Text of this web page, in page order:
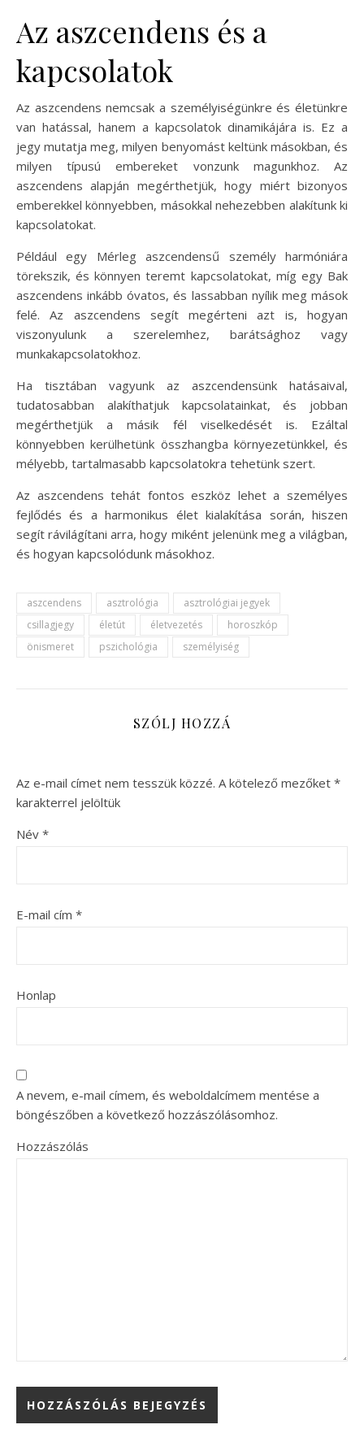
Az aszcendens és a
kapcsolatok
Az aszcendens nemcsak a személyiségünkre és életünkre
van hatással, hanem a kapcsolatok dinamikájára is. Ez a
jegy mutatja meg, milyen benyomást keltünk másokban, és
milyen típusú embereket vonzunk magunkhoz. Az
aszcendens alapján megérthetjük, hogy miért bizonyos
emberekkel könnyebben, másokkal nehezebben alakítunk ki
kapcsolatokat.
Például egy Mérleg aszcendensű személy harmóniára
törekszik, és könnyen teremt kapcsolatokat, míg egy Bak
aszcendens inkább óvatos, és lassabban nyílik meg mások
felé. Az aszcendens segít megérteni azt is, hogyan
viszonyulunk a szerelemhez, barátsághoz vagy
munkakapcsolatokhoz.
Ha tisztában vagyunk az aszcendensünk hatásaival,
tudatosabban alakíthatjuk kapcsolatainkat, és jobban
megérthetjük a másik fél viselkedését is. Ezáltal
könnyebben kerülhetünk összhangba környezetünkkel, és
mélyebb, tartalmasabb kapcsolatokra tehetünk szert.
Az aszcendens tehát fontos eszköz lehet a személyes
fejlődés és a harmonikus élet kialakítása során, hiszen
segít rávilágítani arra, hogy miként jelenünk meg a világban,
és hogyan kapcsolódunk másokhoz.
aszcendens asztrológia
asztrológiai jegyek
csillagjegy
életút életvezetés
horoszkóp
önismeret
pszichológia személyiség
SZÓLJ HOZZÁ
Az e-mail címet nem tesszük közzé. A kötelező mezőket *
karakterrel jelöltük
Név *
E-mail cím *
Honlap
A nevem, e-mail címem, és weboldalcímem mentése a
böngészőben a következő hozzászólásomhoz.
Hozzászólás